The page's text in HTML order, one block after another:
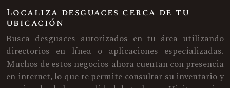
Localiza desguaces cerca de tu
ubicación
Busca desguaces autorizados en tu área utilizando
directorios en línea o aplicaciones especializadas.
Muchos de estos negocios ahora cuentan con presencia
en internet, lo que te permite consultar su inventario y